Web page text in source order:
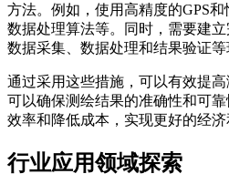
方法。例如，使用高精度的GPS
数据处理算法等。同时，需要建
数据采集、数据处理和结果验证等
通过采用这些措施，可以有效提
可以确保测绘结果的准确性和可
效率和降低成本，实现更好的经济
行业应用领域探索